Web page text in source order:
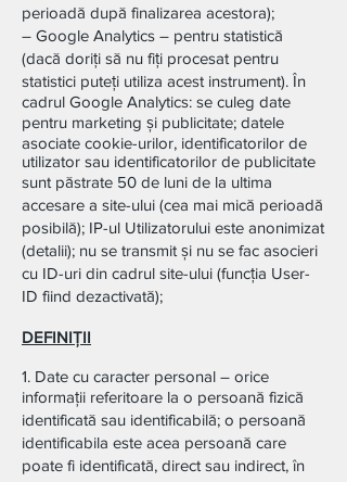
perioadă după finalizarea acestora);
– Google Analytics – pentru statistică
(dacă doriți să nu fiți procesat pentru
statistici puteți utiliza acest instrument). În
cadrul Google Analytics: se culeg date
pentru marketing și publicitate; datele
asociate cookie-urilor, identificatorilor de
utilizator sau identificatorilor de publicitate
sunt păstrate 50 de luni de la ultima
accesare a site-ului (cea mai mică perioadă
posibilă); IP-ul Utilizatorului este anonimizat
(detalii); nu se transmit și nu se fac asocieri
cu ID-uri din cadrul site-ului (funcţia User-
ID fiind dezactivată);
DEFINIŢII
1. Date cu caracter personal – orice
informații referitoare la o persoană fizică
identificată sau identificabilă; o persoană
identificabila este acea persoană care
poate fi identificată, direct sau indirect, în